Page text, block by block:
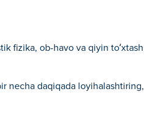
fizika, ob-havo va qiyin to‘xtash
necha daqiqada loyihalashtiring,